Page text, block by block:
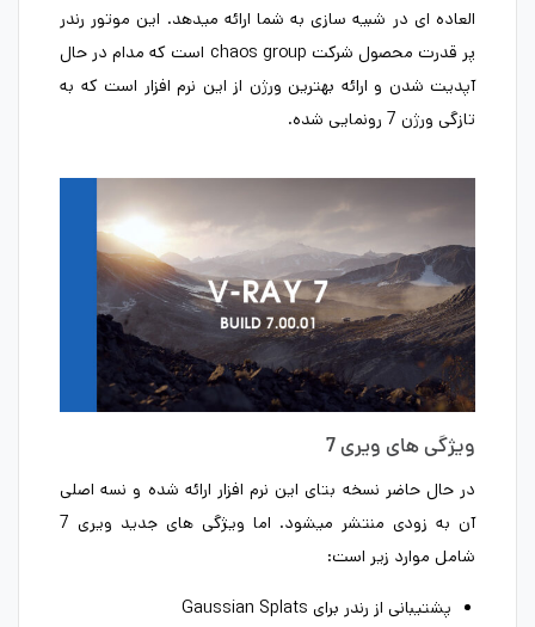
العاده ای در شبیه سازی به شما ارائه میدهد. این موتور رندر
پر قدرت محصول شرکت chaos group است که مدام در حال
آپدیت شدن و ارائه بهترین ورژن از این نرم افزار است که به
تازگی ورژن 7 رونمایی شده.
ویژگی های ویری 7
در حال حاضر نسخه بتای این نرم افزار ارائه شده و نسه اصلی
آن به زودی منتشر میشود. اما ویژگی های جدید ویری 7
شامل موارد زیر است:
پشتیبانی از رندر برای Gaussian Splats